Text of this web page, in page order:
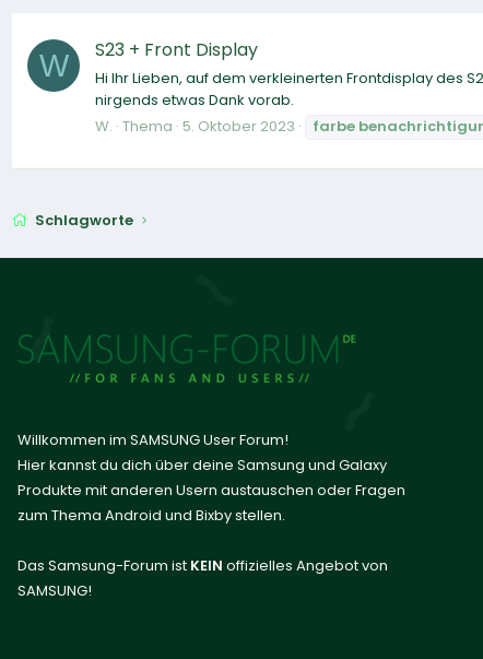
W S23 + Front Display
Hi Ihr Lieben, auf dem verkleinerten Frontdisplay des
nirgends etwas Dank vorab.
W. Thema 5. Oktober 2023 farbe
Schlagworte
Willkommen im SAMSUNG User Forum!
Hier kannst du dich über deine Samsung und Galaxy
Produkte mit anderen Usern austauschen oder Fragen
zum Thema Android und Bixby stellen.
Das Samsung-Forum ist KEIN offizielles Angebot von
SAMSUNG!